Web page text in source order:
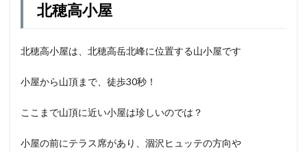
北穂高小屋
北穂高小屋は、北穂高岳北峰に位置する山小屋です
小屋から山頂まで、徒歩30秒！
ここまで山頂に近い小屋は珍しいのでは？
小屋の前にテラス席があり、涸沢ヒュッテの方向や